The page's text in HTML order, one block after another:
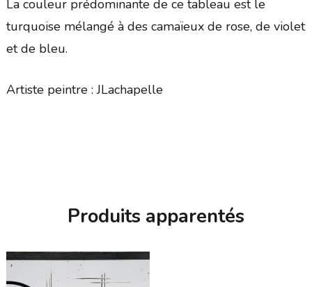
La couleur prédominante de ce tableau est le
turquoise mélangé à des camaïeux de rose, de violet
et de bleu.
Artiste peintre : JLachapelle
Produits apparentés